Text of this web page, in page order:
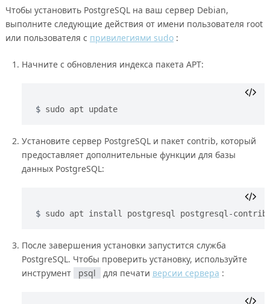
Чтобы установить PostgreSQL на ваш сервер Debian,
выполните следующие действия от имени пользователя root
или пользователя с привилегиями sudo:
Начните с обновления индекса пакета APT:
sudo apt update
Установите сервер PostgreSQL и пакет contrib, который
предоставляет дополнительные функции для базы
данных PostgreSQL:
sudo apt install postgresql postgresql-contrib
После завершения установки запустится служба
PostgreSQL. Чтобы проверить установку, используйте
инструмент
psql для печати версии сервера :